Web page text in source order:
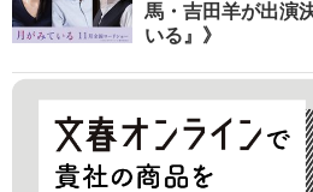
馬・吉田羊が出演
いる』》